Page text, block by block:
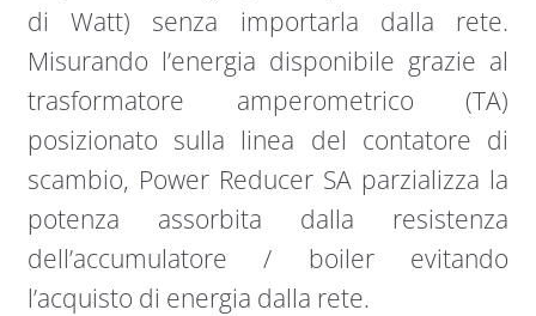
di Watt) senza importarla dalla rete.
Misurando l’energia disponibile grazie al
trasformatore amperometrico (TA)
posizionato sulla linea del contatore di
scambio, Power Reducer SA parzializza la
potenza assorbita dalla resistenza
dell’accumulatore / boiler evitando
l’acquisto di energia dalla rete.